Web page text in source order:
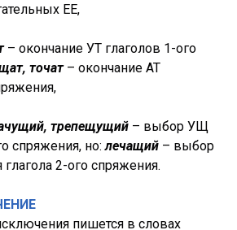
ЕЕ,
– окончание УТ глаголов 1-ого
точат– окончание АТ
трепещущий – выбор УЩ
спряжения, но:лечащий – выбор
2-ого спряжения.
пишется в словах